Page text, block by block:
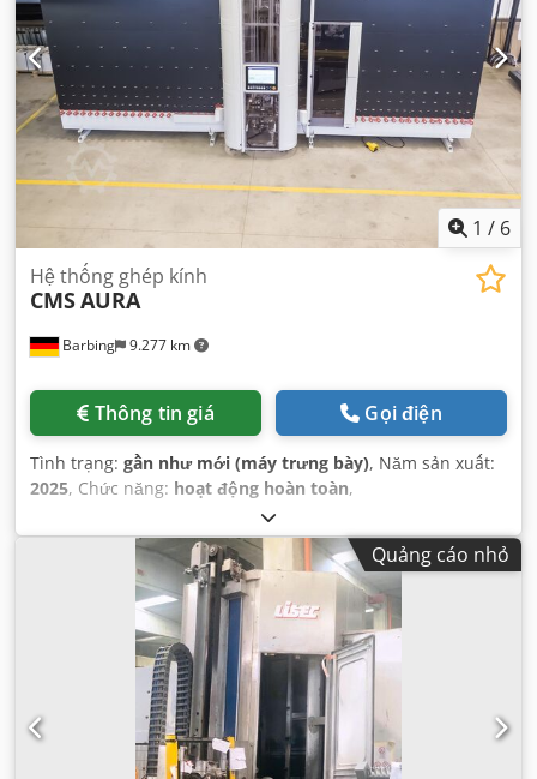
1 / 6
Barbing 9.277 km
Hệ thống ghép kính
CMSAURA
Thông tin giá Gọi điện
Tình trạng: gần như mới (máy trưng bày), Năm sản xuất:
2025, Chức năng: hoạt động hoàn toàn,
Quảng cáo nhỏ